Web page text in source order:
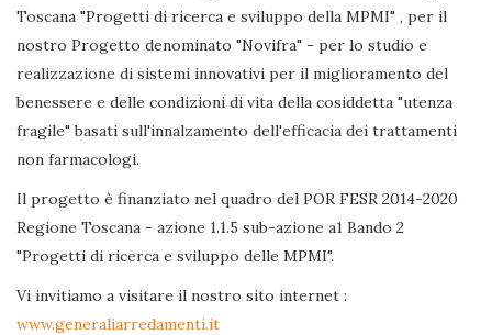
Toscana "Progetti di ricerca e sviluppo della MPMI" , per il
nostro Progetto denominato "Novifra" - per lo studio e
realizzazione di sistemi innovativi per il miglioramento del
benessere e delle condizioni di vita della cosiddetta "utenza
fragile" basati sull'innalzamento dell'efficacia dei trattamenti
non farmacologi.
Il progetto è finanziato nel quadro del POR FESR 2014-2020
Regione Toscana - azione 1.1.5 sub-azione a1 Bando 2
"Progetti di ricerca e sviluppo delle MPMI".
Vi invitiamo a visitare il nostro sito internet :
www.generaliarredamenti.it